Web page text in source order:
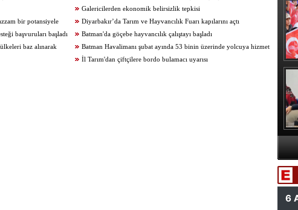
ulaşamıyor
Galericilerden ekonomik belirsizlik tepkisi
bir potansiyele
Diyarbakır’da Tarım ve Hayvancılık Fuarı kapılarını açtı
başvuruları başladı
Batman'da göçebe hayvancılık çalıştayı başladı
baz alınarak
Batman Havalimanı şubat ayında 53 binin üzerinde yolcuya hizmet
verdiİl Tarım'dan çiftçilere bordo bulamacı uyarısı